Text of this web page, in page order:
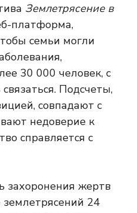
Землетрясение в
платформа,
семьи могли
30 000 человек, с
Подсчеты,
совпадают с
недоверие к
справляется с